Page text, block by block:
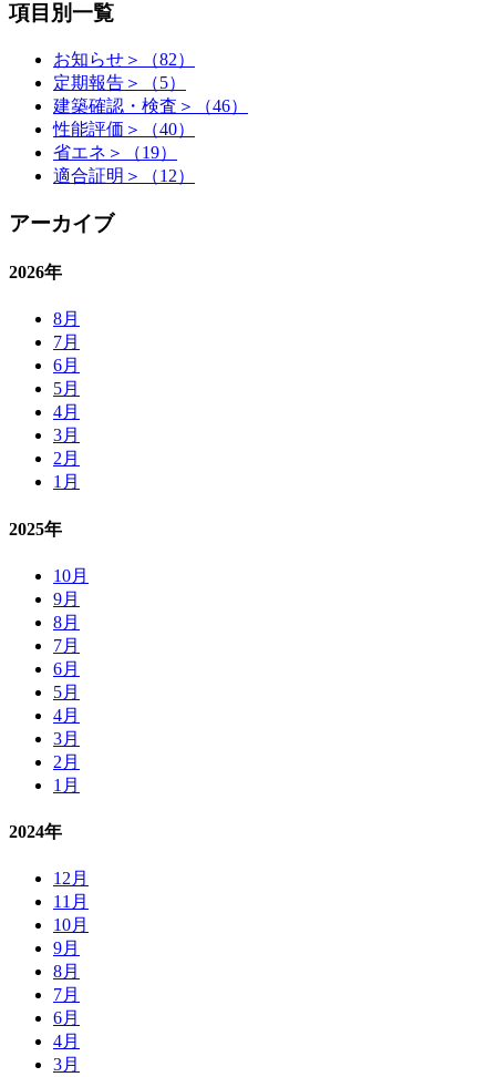
項目別一覧
お知らせ＞（82）
定期報告＞（5）
建築確認・検査＞（46）
性能評価＞（40）
省エネ＞（19）
適合証明＞（12）
アーカイブ
2026年
8月
7月
6月
5月
4月
3月
2月
1月
2025年
10月
9月
8月
7月
6月
5月
4月
3月
2月
1月
2024年
12月
11月
10月
9月
8月
7月
6月
4月
3月